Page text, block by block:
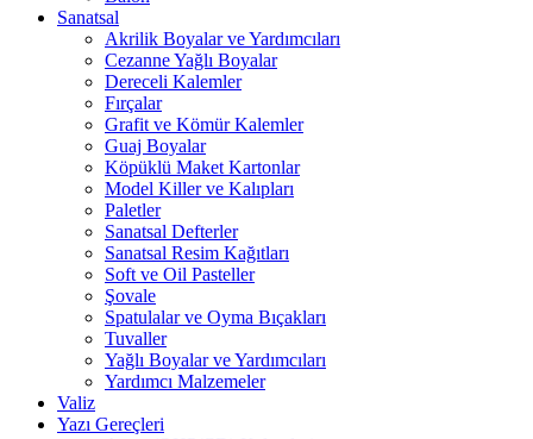
Sanatsal
Akrilik Boyalar ve Yardımcıları
Cezanne Yağlı Boyalar
Dereceli Kalemler
Fırçalar
Grafit ve Kömür Kalemler
Guaj Boyalar
Köpüklü Maket Kartonlar
Model Killer ve Kalıpları
Paletler
Sanatsal Defterler
Sanatsal Resim Kağıtları
Soft ve Oil Pasteller
Şovale
Spatulalar ve Oyma Bıçakları
Tuvaller
Yağlı Boyalar ve Yardımcıları
Yardımcı Malzemeler
Valiz
Yazı Gereçleri